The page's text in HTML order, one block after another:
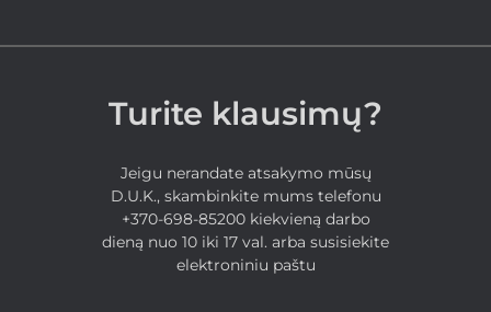
Turite klausimų?
Jeigu nerandate atsakymo mūsų
D.U.K., skambinkite mums telefonu
+370-698-85200 kiekvieną darbo
dieną nuo 10 iki 17 val. arba susisiekite
elektroniniu paštu